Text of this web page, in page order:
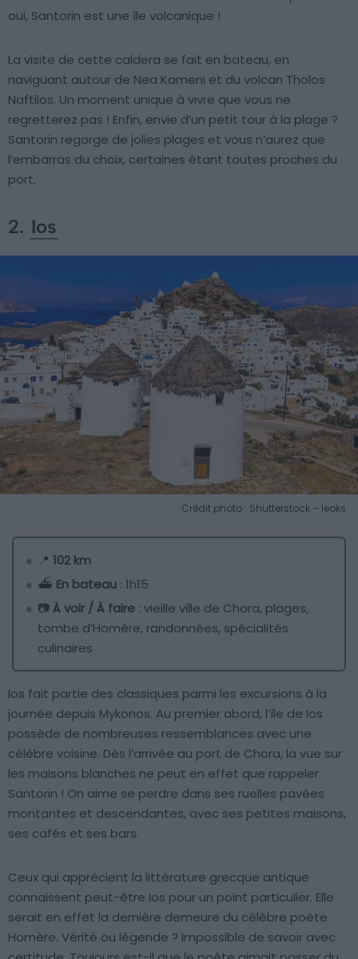
oui, Santorin est une île volcanique !
La visite de cette caldera se fait en bateau, en
naviguant autour de Nea Kameni et du volcan Tholos
Naftilos. Un moment unique à vivre que vous ne
regretterez pas ! Enfin, envie d’un petit tour à la plage ?
Santorin regorge de jolies plages et vous n’aurez que
l’embarras du choix, certaines étant toutes proches du
port.
2. Ios
Crédit photo : Shutterstock – leoks
📍 102 km
⛴️ En bateau : 1h15
📷À voir / À faire : vieille ville de Chora, plages,
tombe d’Homère, randonnées, spécialités
culinaires
Ios fait partie des classiques parmi les excursions à la
journée depuis Mykonos. Au premier abord, l’île de Ios
possède de nombreuses ressemblances avec une
célèbre voisine. Dès l’arrivée au port de Chora, la vue sur
les maisons blanches ne peut en effet que rappeler
Santorin ! On aime se perdre dans ses ruelles pavées
montantes et descendantes, avec ses petites maisons,
ses cafés et ses bars.
Ceux qui apprécient la littérature grecque antique
connaissent peut-être Ios pour un point particulier. Elle
serait en effet la dernière demeure du célèbre poète
Homère. Vérité ou légende ? Impossible de savoir avec